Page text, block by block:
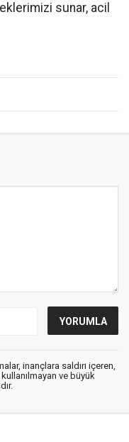
sunar, acil
inançlara saldırı içeren,
ve büyük